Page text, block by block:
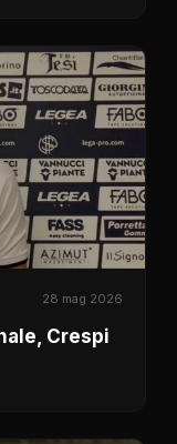
28 mag 2026
Crespi